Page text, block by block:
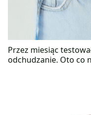
Przez miesiąc
odchudzanie. Oto co